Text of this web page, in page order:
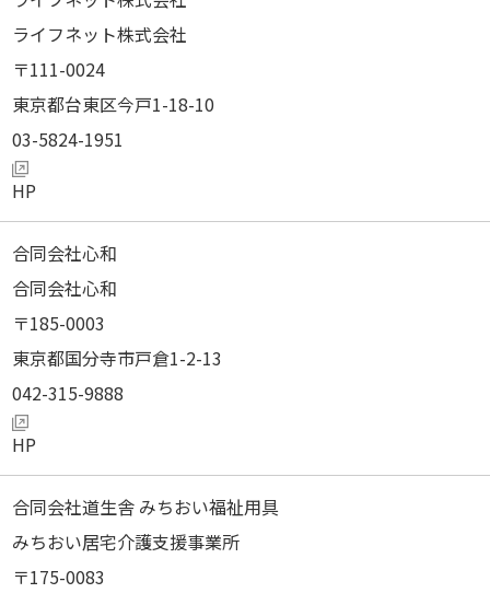
ライフネット株式会社
111-0024
東京都台東区今戸1-18-10
03-5824-1951
合同会社心和
合同会社心和
185-0003
東京都国分寺市戸倉1-2-13
042-315-9888
合同会社道生舎 みちおい福祉用具
みちおい居宅介護支援事業所
175-0083